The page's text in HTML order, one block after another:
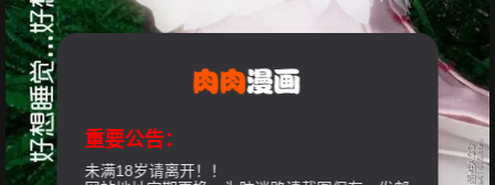
重要公告：
未满18岁请离开！！